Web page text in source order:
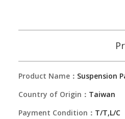
Product Name： Suspension
Country of Origin： Taiwan
Payment Condition： T/T,L/C